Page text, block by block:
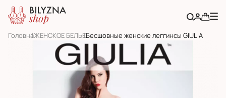
ГоловнаЖЕНСКОЕ БЕЛЬЕБесшовные женские леггинсы GIULIA